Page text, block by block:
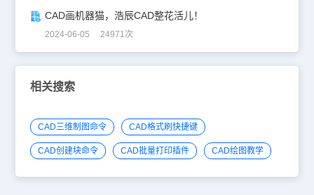
CAD画机器猫，浩辰CAD整花活儿！
2024-06-05 24971次
相关搜索
CAD三维制图命令 CAD格式刷快捷键
CAD创建块命令 CAD批量打印插件 CAD绘图教学